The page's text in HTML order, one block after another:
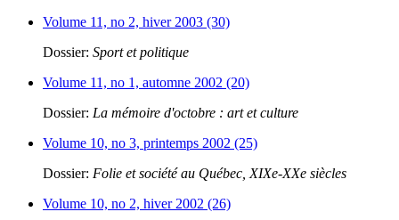
Volume 11, no 2, hiver 2003 (30)
Dossier: Sport et politique
Volume 11, no 1, automne 2002 (20)
Dossier: La mémoire d'octobre : art et culture
Volume 10, no 3, printemps 2002 (25)
Dossier: Folie et société au Québec, XIXe-XXe siècles
Volume 10, no 2, hiver 2002 (26)